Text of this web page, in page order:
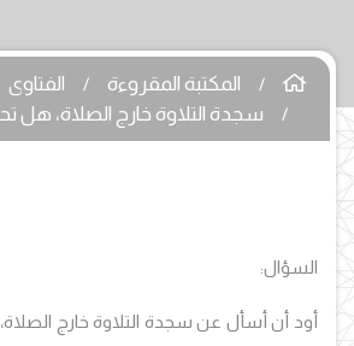
المكتبة المقروءة
الفتاوى
سجدة التلاوة خارج الصلاة، هل
السؤال:
أود أن أسأل عن سجدة التلاوة خارج